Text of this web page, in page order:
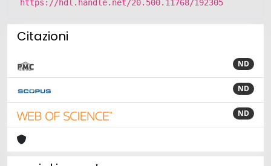
https://hdl.handle.net/20.500.11768/192305
Citazioni
ND
ND
ND